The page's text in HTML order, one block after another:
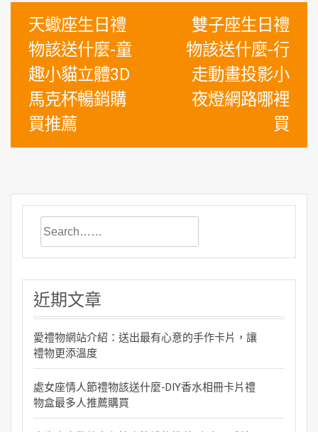
文
章
導
覽
天蠍座生日禮
物該送什麼-童
趣小貓立體3D
馬克杯暢銷購
買推薦
雙子座生日禮
物該送什麼-行
走動畫投影小
夜燈網路哪裡
買
近期文章
愛禮物網站介紹：送出最有心意的手作卡片，讓
禮物更添溫度
處女座情人節禮物該送什麼-DIY香水相冊卡片禮
物盒最多人推薦購買